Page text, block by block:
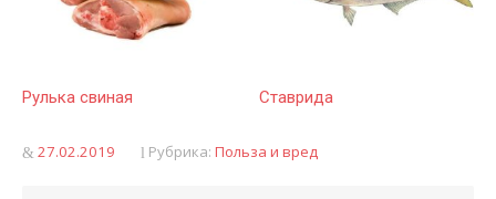
Рулька свиная Ставрида
Опубликовано
27.02.2019 Рубрика: Польза и вред